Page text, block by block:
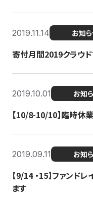
2019.11.14 お知
寄付月間2019クラウ
2019.10.01 お知
【10/8-10/10】臨時休
2019.09.11 お知
【9/14 ・15】ファンド
ます